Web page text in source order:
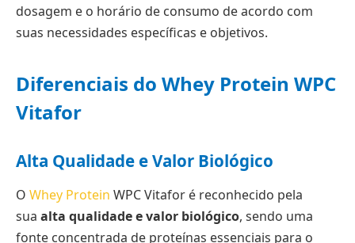
dosagem e o horário de consumo de acordo com
suas necessidades específicas e objetivos.
Diferenciais do Whey Protein WPC
Vitafor
Alta Qualidade e Valor Biológico
O Whey Protein WPC Vitafor é reconhecido pela
sua alta qualidade e valor biológico, sendo uma
fonte concentrada de proteínas essenciais para o